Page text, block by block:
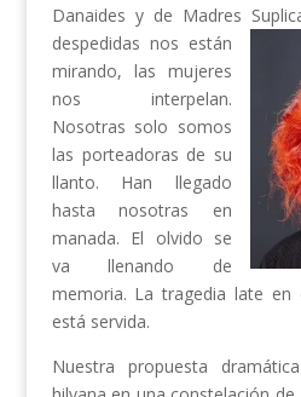
Danaides y de Madres
despedidas nos están
mirando, las mujeres
nos interpelan.
Nosotras solo somos
las porteadoras de su
llanto. Han llegado
hasta nosotras en
manada. El olvido se
va llenando de
memoria. La tragedia late en
está servida.
Nuestra propuesta